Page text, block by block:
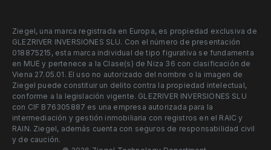
Ziegel, una marca registrada en Europa, es propiedad exclusiva de
GLEZRIVER INVERSIONES SLU. Con el número de presentación
018875215, esta marca individual de tipo figurativa se fundamenta
en MUE y pertenece a la Clase(s) de Niza 36 con clasificación de
Viena 27.05.01. El uso no autorizado del nombre o la imagen de
Ziegel puede constituir un delito contra la propiedad intelectual,
conforme a la legislación vigente. GLEZRIVER INVERSIONES SLU
con CIF B76305887 es una empresa autorizada para la
intermediación y gestión inmobiliaria con registros en el RAIC y
RAIN. Ziegel, además cuenta con seguros de responsabilidad civil
y de caución.